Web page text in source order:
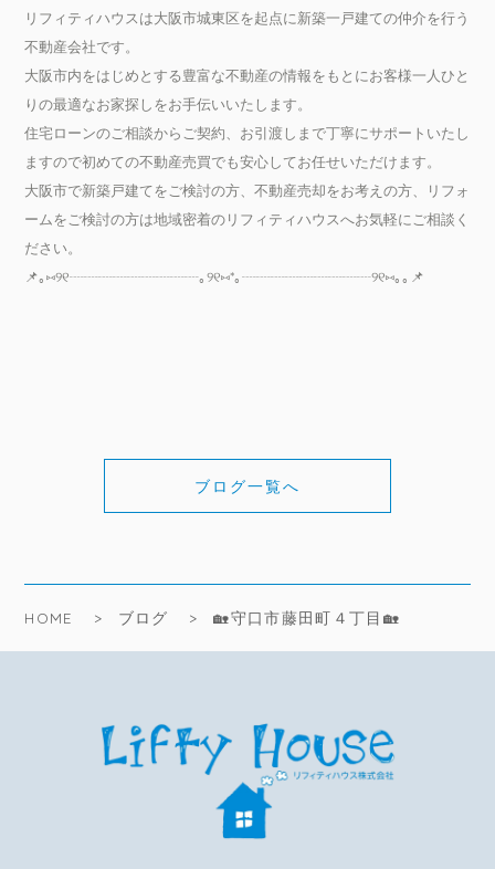
リフィティハウスは大阪市城東区を起点に新築一戸建ての仲介を行う
不動産会社です。
大阪市内をはじめとする豊富な不動産の情報をもとにお客様一人ひと
りの最適なお家探しをお手伝いいたします。
住宅ローンのご相談からご契約、お引渡しまで丁寧にサポートいたし
ますので初めての不動産売買でも安心してお任せいただけます。
大阪市で新築戸建てをご検討の方、不動産売却をお考えの方、リフォ
ームをご検討の方は地域密着のリフィティハウスへお気軽にご相談く
ださい。
📌｡⑅୨୧┈┈┈┈┈┈┈┈┈｡୨୧⑅*｡┈┈┈┈┈┈┈┈┈୨୧⑅｡｡📌
ブログ一覧へ
HOME ブログ 🏡守口市藤田町４丁目🏡